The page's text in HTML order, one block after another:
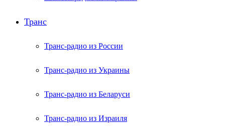
Транс
Транс-радио из России
Транс-радио из Украины
Транс-радио из Беларуси
Транс-радио из Израиля